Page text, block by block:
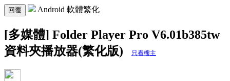
回覆 Android 軟體繁化
[多媒體] Folder Player Pro V6.01b385tw
資料夾播放器(繁化版)
只看樓主